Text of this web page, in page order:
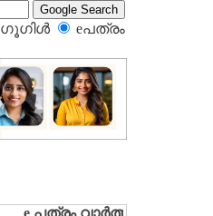
ഗൂഗിള്‍ eപത്രം‍